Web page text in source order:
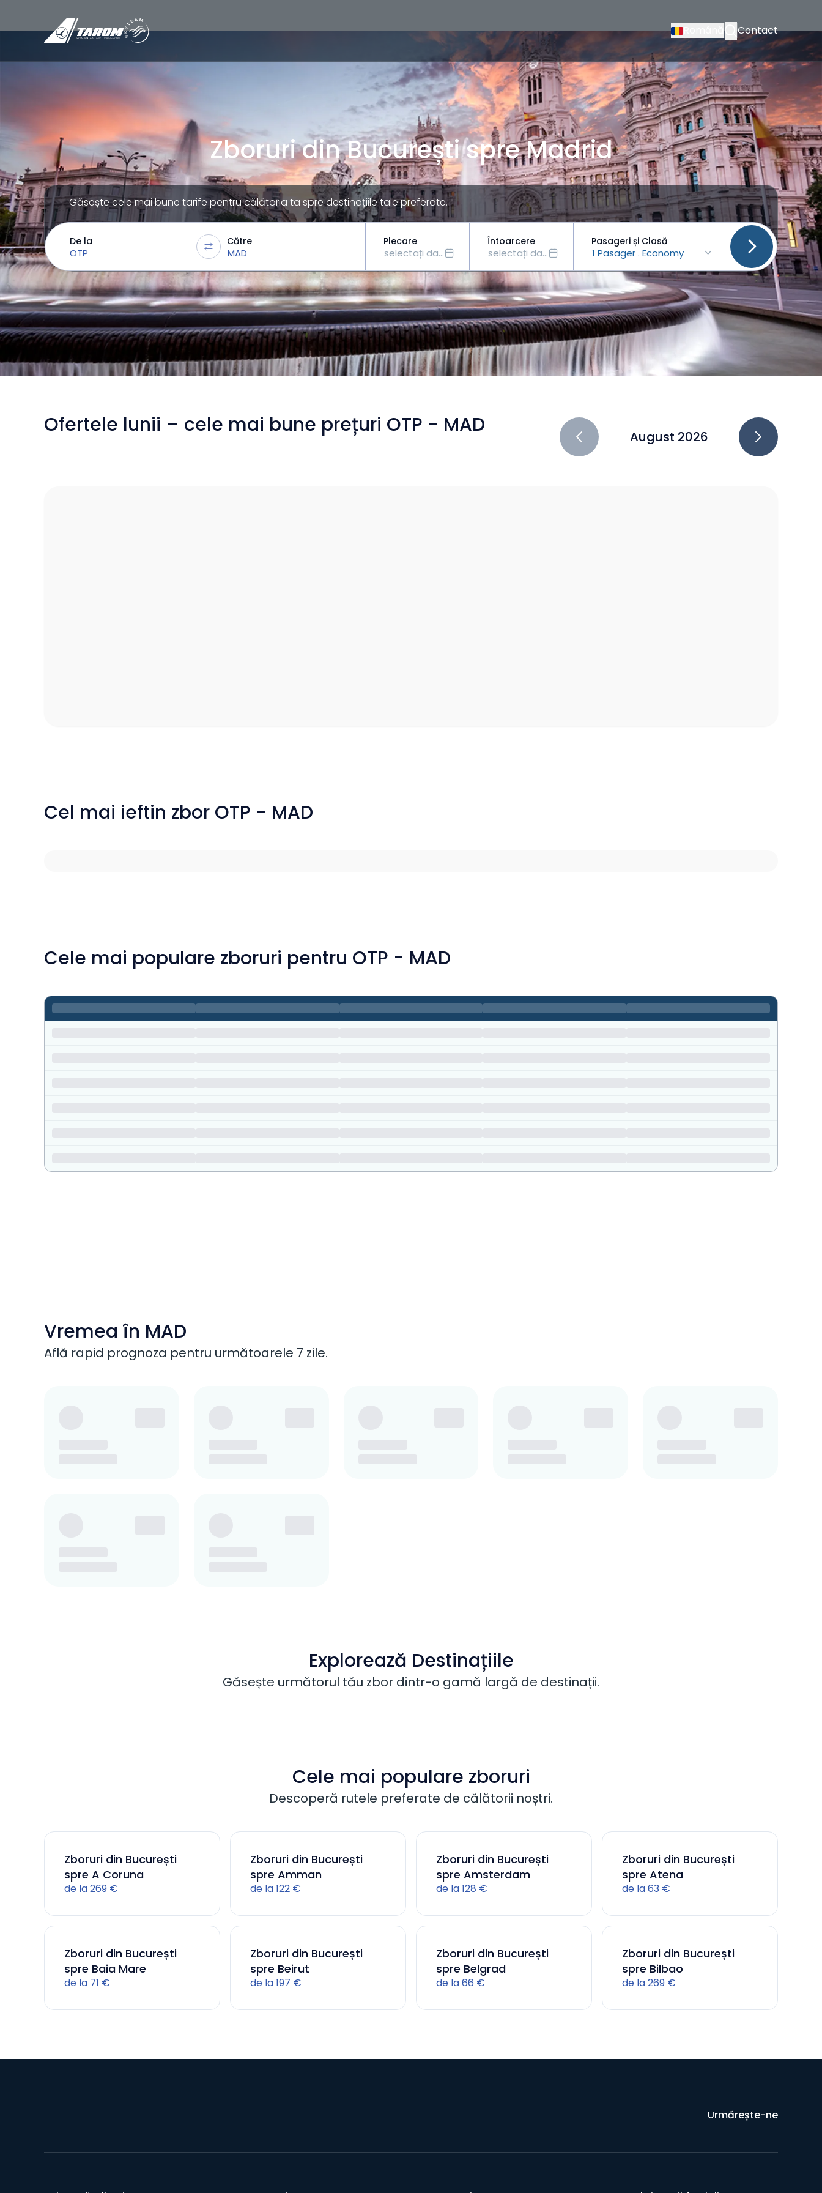
Contact
Zboruri din București spre Madrid
Găsește cele mai bune tarife pentru călătoria ta spre destinațiile tale preferate.
De la Către Plecare Întoarcere Pasageri și Clasă
1 Pasager . Economy
/Zboruri din București spre Madrid
Ofertele lunii – cele mai bune prețuri OTP - MAD August 2026
Cel mai ieftin zbor OTP - MAD
Cele mai populare zboruri pentru OTP - MAD
Vremea în MAD
Află rapid prognoza pentru următoarele 7 zile.
Explorează Destinațiile
Găsește următorul tău zbor dintr-o gamă largă de destinații.
Cele mai populare zboruri
Descoperă rutele preferate de călătorii noștri.
Zboruri din București
spre A Coruna
de la 269 €
Zboruri din București
spre Amman
de la 122 €
Zboruri din București
spre Amsterdam
de la 128 €
Zboruri din București
spre Atena
de la 63 €
Zboruri din București
spre Baia Mare
de la 71 €
Zboruri din București
spre Beirut
de la 197 €
Zboruri din București
spre Belgrad
de la 66 €
Zboruri din București
spre Bilbao
de la 269 €
Urmărește-ne